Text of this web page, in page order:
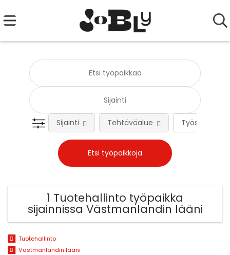
Työsuhteen
Sijainti Tehtäväalue
1 Tuotehallinto työpaikka
sijainnissa Västmanlandin lääni
Tuotehallinto
Västmanlandin lääni